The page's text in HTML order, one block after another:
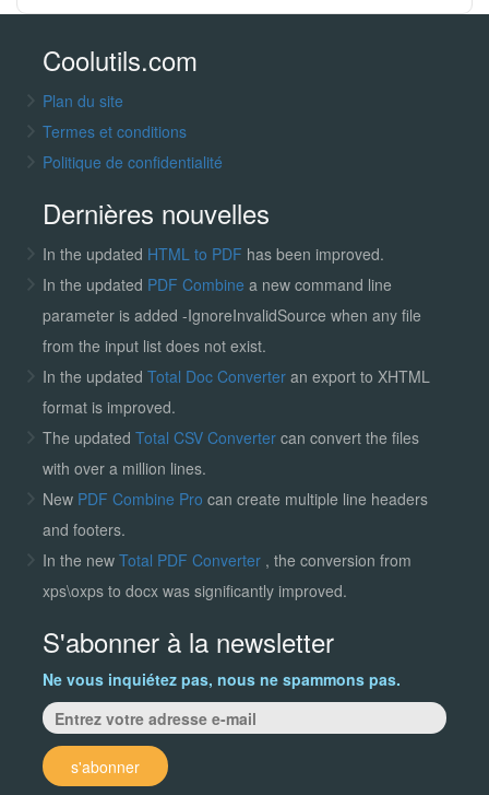
Coolutils.com
Plan du site
Termes et conditions
Politique de confidentialité
Dernières nouvelles
In the updated HTML to PDF has been improved.
In the updated PDF Combine a new command line
parameter is added -IgnoreInvalidSource when any file
from the input list does not exist.
In the updated Total Doc Converter an export to XHTML
format is improved.
The updated Total CSV Convertercan convert the files
with over a million lines.
New PDF Combine Pro can create multiple line headers
and footers.
In the new Total PDF Converter , the conversion from
xps\oxps to docx was significantly improved.
S'abonner à la newsletter
Ne vous inquiétez pas, nous ne spammons pas.
s'abonner